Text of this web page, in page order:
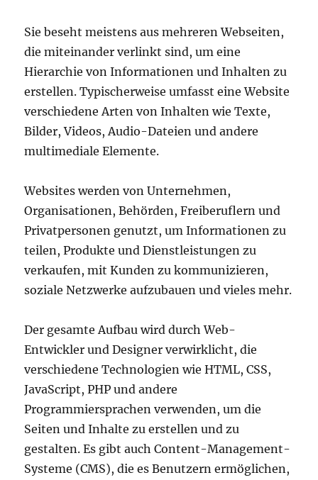
Sie beseht meistens aus mehreren Webseiten,
die miteinander verlinkt sind, um eine
Hierarchie von Informationen und Inhalten zu
erstellen. Typischerweise umfasst eine Website
verschiedene Arten von Inhalten wie Texte,
Bilder, Videos, Audio-Dateien und andere
multimediale Elemente.
Websites werden von Unternehmen,
Organisationen, Behörden, Freiberuflern und
Privatpersonen genutzt, um Informationen zu
teilen, Produkte und Dienstleistungen zu
verkaufen, mit Kunden zu kommunizieren,
soziale Netzwerke aufzubauen und vieles mehr.
Der gesamte Aufbau wird durch Web-
Entwickler und Designer verwirklicht, die
verschiedene Technologien wie HTML, CSS,
JavaScript, PHP und andere
Programmiersprachen verwenden, um die
Seiten und Inhalte zu erstellen und zu
gestalten. Es gibt auch Content-Management-
Systeme (CMS), die es Benutzern ermöglichen,